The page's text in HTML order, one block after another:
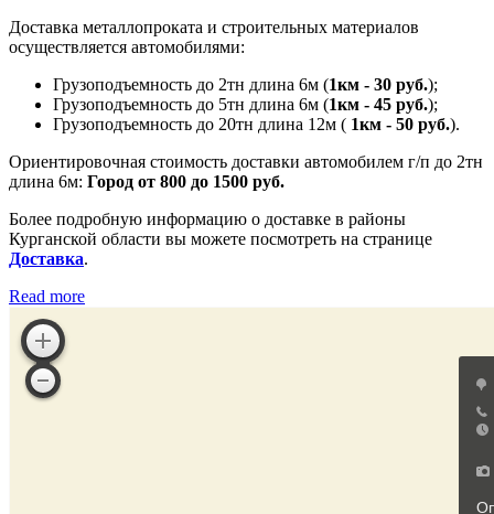
Доставка металлопроката и строительных материалов
осуществляется автомобилями:
Грузоподъемность до 2тн длина 6м (1км - 30 руб.);
Грузоподъемность до 5тн длина 6м (1км - 45 руб.);
Грузоподъемность до 20тн длина 12м ( 1км - 50 руб.).
Ориентировочная стоимость доставки автомобилем г/п до 2тн
длина 6м: Город от 800 до 1500 руб.
Более подробную информацию о доставке в районы
Курганской области вы можете посмотреть на странице
Доставка.
Read more